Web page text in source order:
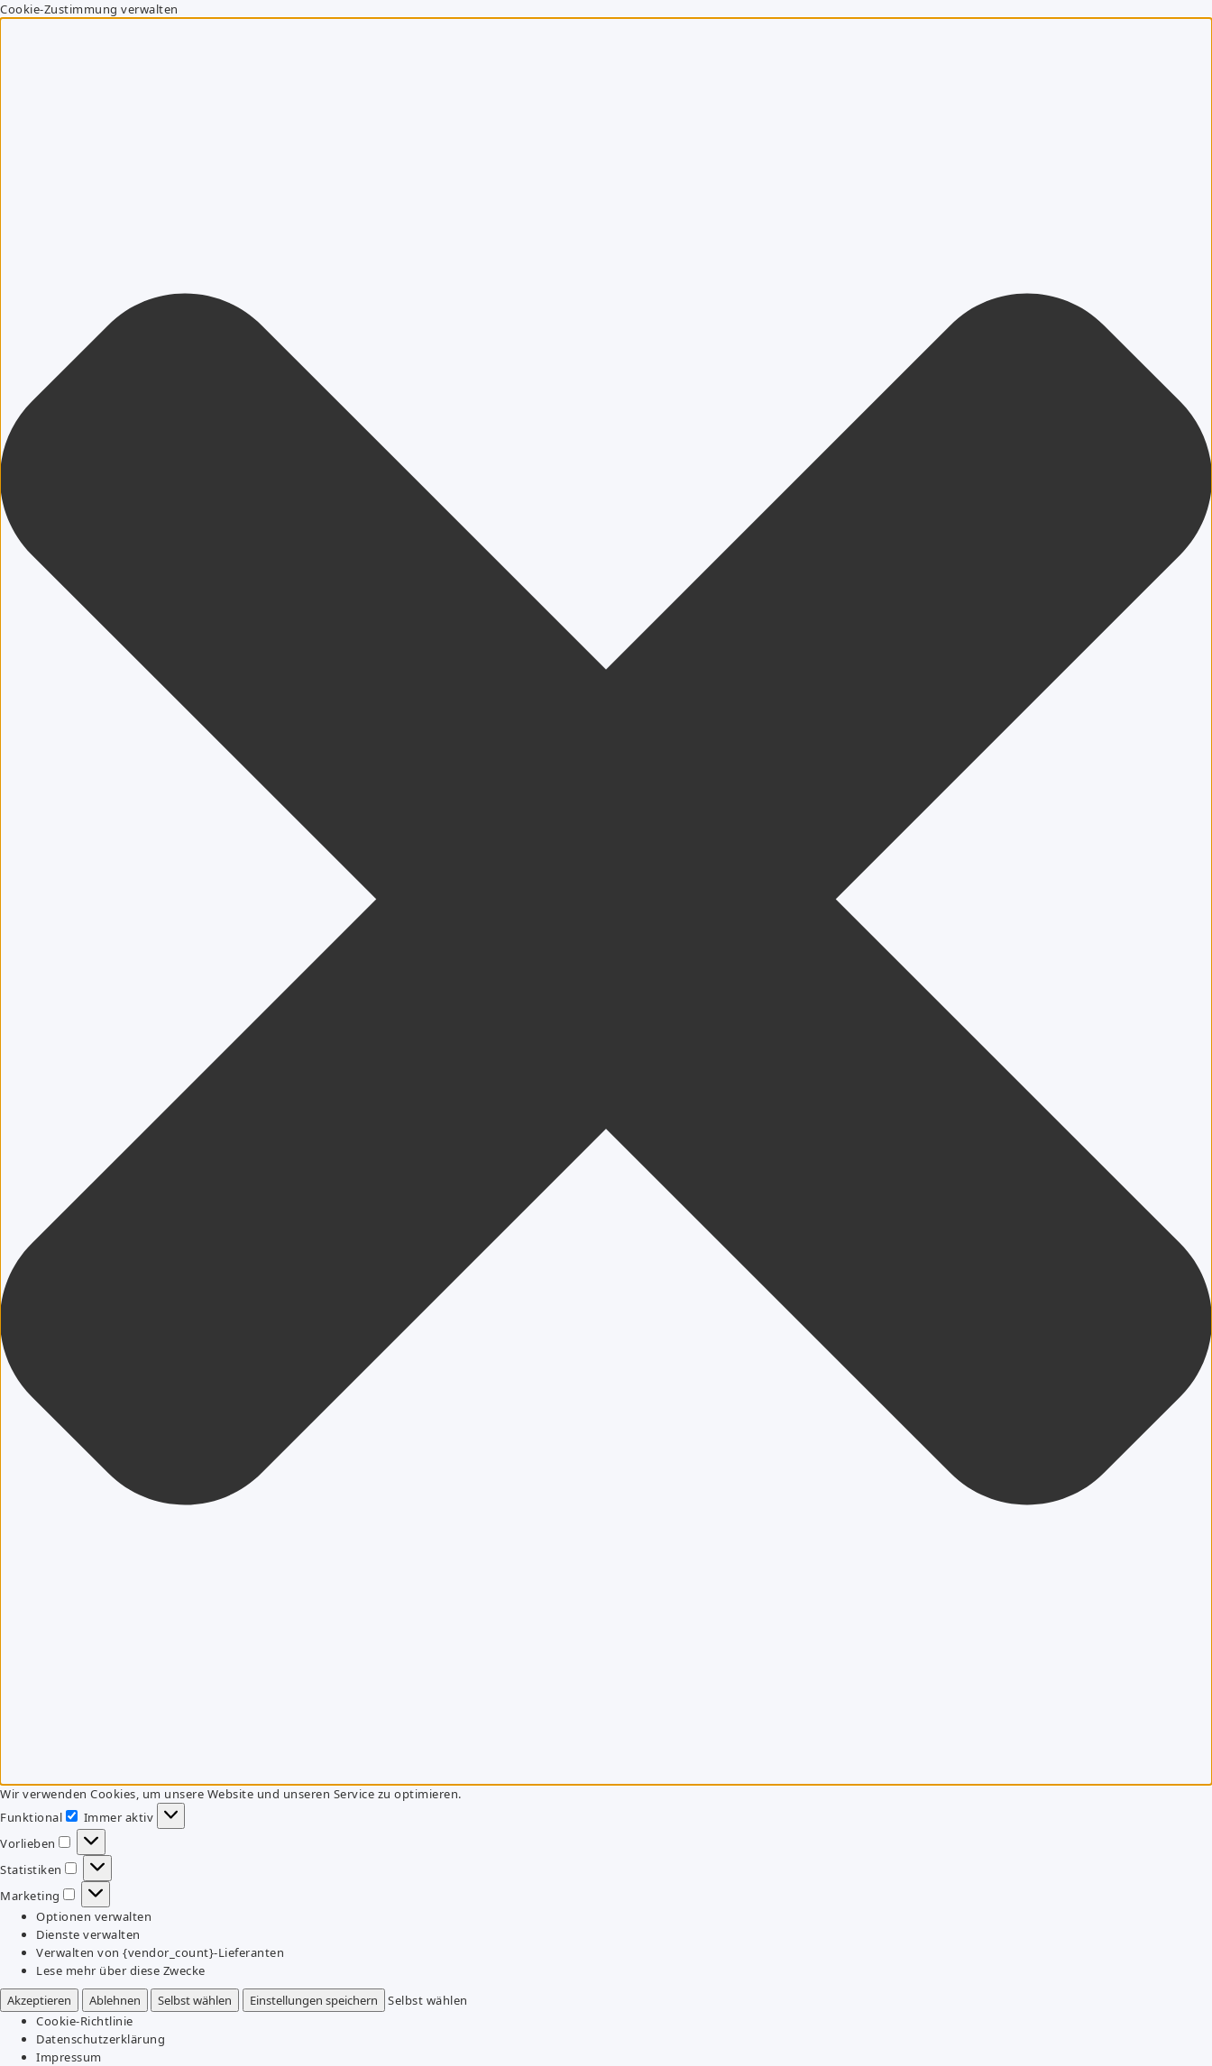
Cookie-Zustimmung verwalten
Wir verwenden Cookies, um unsere Website und unseren Service zu optimieren.
Funktional
Funktional
Immer aktiv
Vorlieben
Vorlieben
Statistiken
Statistiken
Marketing
Marketing
Optionen verwalten
Dienste verwalten
Verwalten von {vendor_count}-Lieferanten
Lese mehr über diese Zwecke
Akzeptieren
Ablehnen Selbst wählen Einstellungen speichern
Selbst wählen
Cookie-Richtlinie
Datenschutzerklärung
Impressum